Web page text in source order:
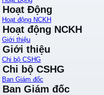
Hoạt Động
Hoạt động NCKH
Hoạt động NCKH
Giới thiệu
Giới thiệu
Chi bộ CSHG
Chi bộ CSHG
Ban Giám đốc
Ban Giám đốc